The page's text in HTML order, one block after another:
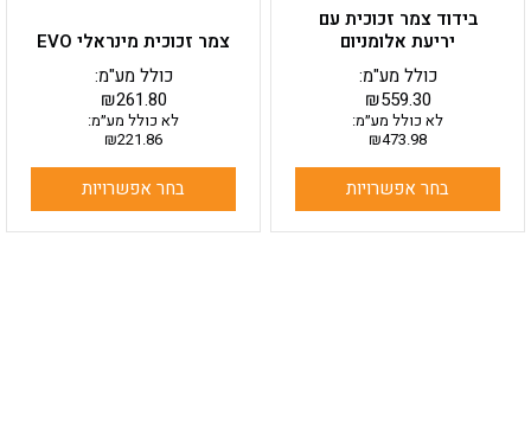
בידוד צמר זכוכית עם
יריעת אלומניום
₪559.30
כולל מע"מ:
לא כולל מע״מ:
₪473.98
בחר אפשרויות
המוצר
צמר זכוכית מינראלי EVO
₪261.80
כולל מע"מ:
לא כולל מע״מ:
₪221.86
בחר אפשרויות